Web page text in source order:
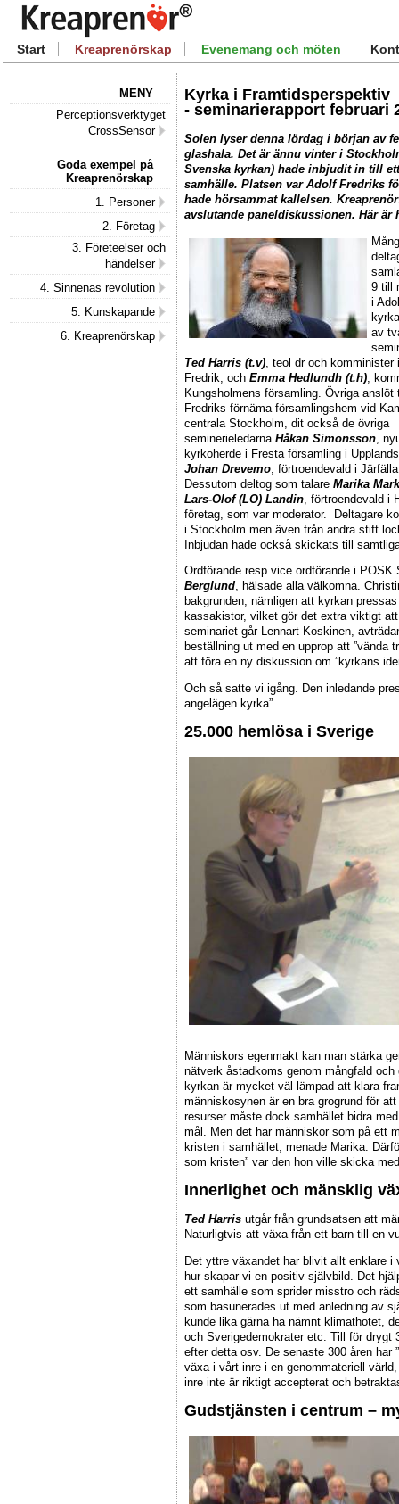
Start Kreaprenörskap Evenemang och möten
MENY
Perceptionsverktyget
CrossSensor
Goda exempel på
Kreaprenörskap
1. Personer
2. Företag
3. Företeelser och
händelser
4. Sinnenas revolution
5. Kunskapande
6. Kreaprenörskap
Kyrka i Framtidsperspektiv
- seminarierapport februari
Solen lyser denna lördag i början av
glashala. Det är ännu vinter i
Svenska kyrkan) hade inbjudit in till
samhälle. Platsen var Adolf Fredriks
hade hörsammat kallelsen.
avslutande paneldiskussionen. Här är
9 till
i
av
Ted Harris (t.v) , teol dr och komminister
Fredrik, och Emma Hedlundh (t.h) ,
Kungsholmens församling. Övriga anslöt
Fredriks förnäma församlingshem vid
centrala Stockholm, dit också de övriga
seminerieledarna Håkan Simonsson ,
kyrkoherde i Fresta församling i
Johan Drevemo , förtroendevald i
Dessutom deltog som talare Marika
Lars-Olof (LO) Landin , förtroendevald i
företag, som var moderator. Deltagare
i Stockholm men även från andra stift
Inbjudan hade också skickats till
Ordförande resp vice ordförande i
Berglund, hälsade alla välkomna.
bakgrunden, nämligen att kyrkan
kassakistor, vilket gör det extra viktigt
seminariet går Lennart Koskinen,
beställning ut med en upprop att ”vända
att föra en ny diskussion om ”kyrkans
Och så satte vi igång. Den inledande
angelägen kyrka”.
25.000 hemlösa i Sverige
Människors egenmakt kan man stärka
nätverk åstadkoms genom mångfald
kyrkan är mycket väl lämpad att klara
människosynen är en bra grogrund för
resurser måste dock samhället bidra
mål. Men det har människor som på ett
kristen i samhället, menade Marika.
som kristen” var den hon ville skicka
Innerlighet och mänsklig
Ted Harris utgår från grundsatsen att
Naturligtvis att växa från ett barn till en
Det yttre växandet har blivit allt enklare
hur skapar vi en positiv självbild. Det
ett samhälle som sprider misstro och
som basunerades ut med anledning av
kunde lika gärna ha nämnt klimathotet,
och Sverigedemokrater etc. Till för drygt
efter detta osv. De senaste 300 åren har
växa i vårt inre i en genommateriell
inre inte är riktigt accepterat och
Gudstjänsten i centrum –